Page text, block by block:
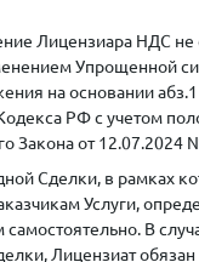
Лицензиара НДС не
Упрощенной
на основании абз.1
РФ с учетом
Закона от 12.07.2024
Сделки, в рамках
Услуги,
самостоятельно. В
Лицензиат